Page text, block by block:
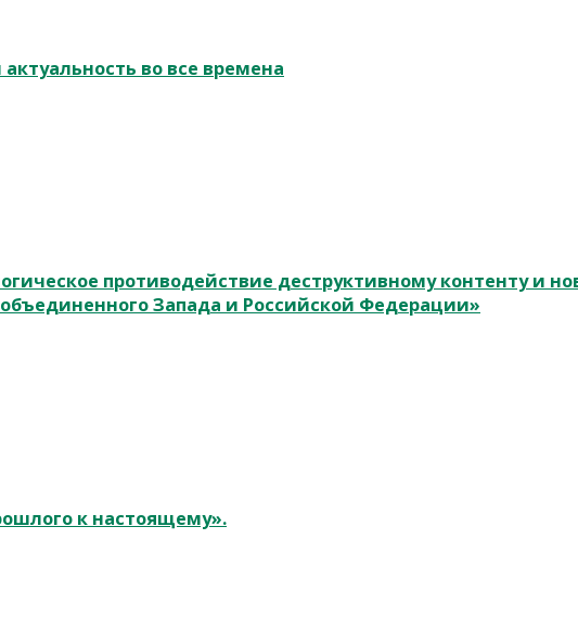
во все времена
противодействие деструктивному контенту и
Запада и Российской Федерации»
к настоящему».